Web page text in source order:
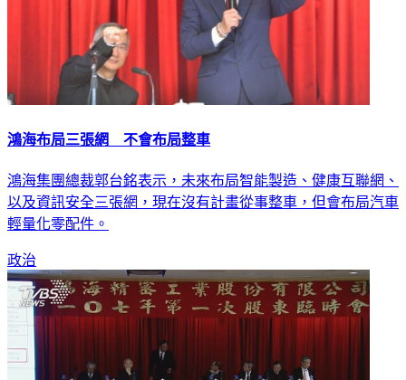
鴻海布局三張網 不會布局整車
鴻海集團總裁郭台銘表示，未來布局智能製造、健康互聯網、
以及資訊安全三張網，現在沒有計畫從事整車，但會布局汽車
輕量化零配件。
政治